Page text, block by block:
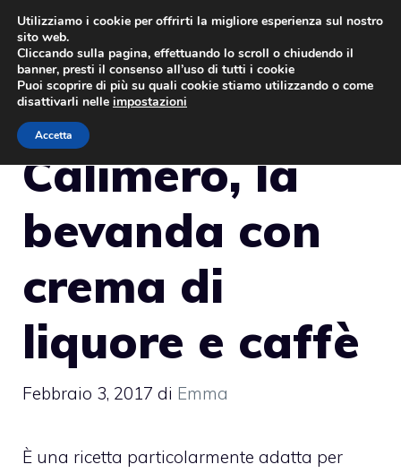
Vai
contenuto
Calimero, la
bevanda con
crema di
liquore e caffè
Febbraio 3, 2017 di Emma
È una ricetta particolarmente adatta per
Utilizziamo i cookie per offrirti la migliore esperienza sul nostro
sito web.
Cliccando sulla pagina, effettuando lo scroll o chiudendo il
banner, presti il consenso all’uso di tutti i cookie
Puoi scoprire di più su quali cookie stiamo utilizzando o come
disattivarli nelle impostazioni
Accetta